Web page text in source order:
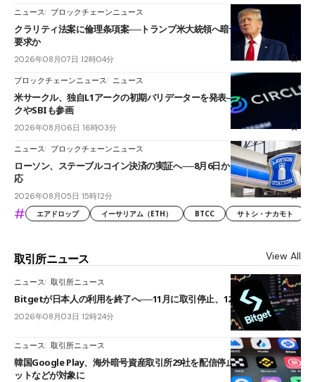
ニュース ブロックチェーンニュース
クラリティ法案に倫理条項案──トランプ米大統領へ暗号資産事業の売却
要求か
2026年08月07日 12時04分
ブロックチェーンニュース ニュース
米サークル、独自L1アークの初期バリデーターを発表――ブラックロッ
クやSBIも参画
2026年08月06日 16時03分
ニュース ブロックチェーンニュース
ローソン、ステーブルコイン決済の実証へ──8月6日からJPYCやUSDC対
応
2026年08月05日 15時12分
# エアドロップ イーサリアム（ETH） BTCC サトシ・ナカモト
取引所ニュース View All
ニュース 取引所ニュース
Bitgetが日本人の利用を終了へ──11月に取引停止、12月末に強制決済
2026年08月03日 12時24分
ニュース 取引所ニュース
韓国Google Play、海外暗号資産取引所29社を配信停止──OKXやバイビ
ットなどが対象に